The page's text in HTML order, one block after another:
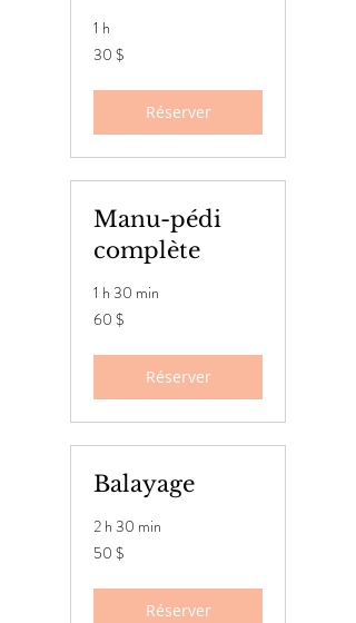
1 h
30 dollars
canadiens
30 $
Réserver
Manu-pédi
complète
1 h 30 min
60 dollars
canadiens
60 $
Réserver
Balayage
2 h 30 min
50 dollars
canadiens
50 $
Réserver